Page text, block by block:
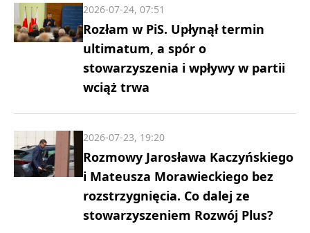
Rozłam w PiS. Upłynął termin
ultimatum, a spór o
stowarzyszenia i wpływy w partii
wciąż trwa
2026-07-24, 07:51
Rozmowy Jarosława Kaczyńskiego
i Mateusza Morawieckiego bez
rozstrzygnięcia. Co dalej ze
stowarzyszeniem Rozwój Plus?
2026-07-23, 19:20